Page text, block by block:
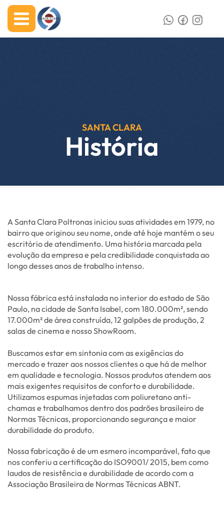
SANTA CLARA
História
A Santa Clara Poltronas iniciou suas atividades em 1979, no
bairro que originou seu nome, onde até hoje mantém o seu
escritório de atendimento. Uma história marcada pela
evolução da empresa e pela credibilidade conquistada ao
longo desses anos de trabalho intenso.
Nossa fábrica está instalada no interior do estado de São
Paulo, na cidade de Santa Isabel, com 180.000m², sendo
17.000m² de área construída, 12 galpões de produção, 2
salas de cinema e nosso ShowRoom.
Buscamos estar em sintonia com as exigências do
mercado e trazer aos nossos clientes o que há de melhor
em qualidade e tecnologia. Nossos produtos atendem aos
mais exigentes requisitos de conforto e durabilidade.
Utilizamos espumas injetadas com poliuretano anti-
chamas e trabalhamos dentro dos padrões brasileiro de
Normas Técnicas, proporcionando segurança e maior
durabilidade do produto.
Nossa fabricação é de um esmero incomparável, fato que
nos conferiu a certificação do ISO9001/ 2015, bem como
laudos de resistência e durabilidade de acordo com a
Associação Brasileira de Normas Técnicas ABNT.